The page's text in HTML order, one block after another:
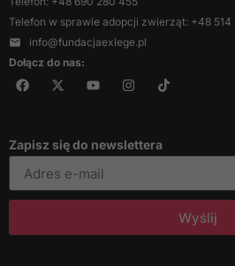
Telefon w sprawie adopcji zwierząt: +48 514
info@fundacjaexlege.pl
Dołącz do nas:
Zapisz się do newslettera
Wyślij